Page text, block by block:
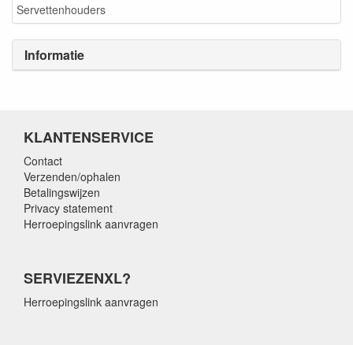
Servettenhouders
Informatie
KLANTENSERVICE
Contact
Verzenden/ophalen
Betalingswijzen
Privacy statement
Herroepingslink aanvragen
SERVIEZENXL?
Herroepingslink aanvragen